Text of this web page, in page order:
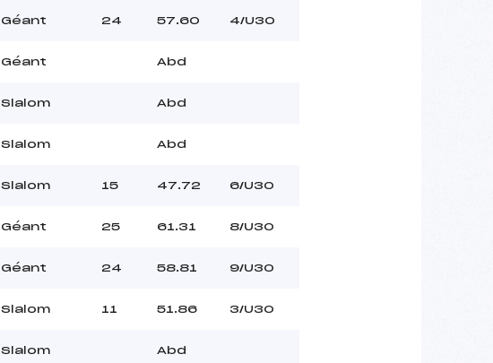
Géant 24 57.60 4/U30
Géant Abd
Slalom Abd
Slalom Abd
Slalom 15 47.72 6/U30
Géant 25 61.31 8/U30
Géant 24 58.81 9/U30
Slalom 11 51.86 3/U30
Slalom Abd